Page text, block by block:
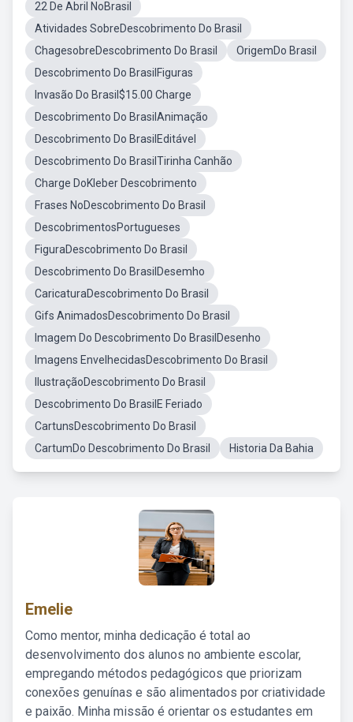
22 De Abril NoBrasil
Atividades SobreDescobrimento Do Brasil
ChagesobreDescobrimento Do Brasil
OrigemDo Brasil
Descobrimento Do BrasilFiguras
Invasão Do Brasil$15.00 Charge
Descobrimento Do BrasilAnimação
Descobrimento Do BrasilEditável
Descobrimento Do BrasilTirinha Canhão
Charge DoKleber Descobrimento
Frases NoDescobrimento Do Brasil
DescobrimentosPortugueses
FiguraDescobrimento Do Brasil
Descobrimento Do BrasilDesemho
CaricaturaDescobrimento Do Brasil
Gifs AnimadosDescobrimento Do Brasil
Imagem Do Descobrimento Do BrasilDesenho
Imagens EnvelhecidasDescobrimento Do Brasil
IlustraçãoDescobrimento Do Brasil
Descobrimento Do BrasilE Feriado
CartunsDescobrimento Do Brasil
CartumDo Descobrimento Do Brasil
Historia Da Bahia
Emelie
Como mentor, minha dedicação é total ao
desenvolvimento dos alunos no ambiente escolar,
empregando métodos pedagógicos que priorizam
conexões genuínas e são alimentados por criatividade
e paixão. Minha missão é orientar os estudantes em